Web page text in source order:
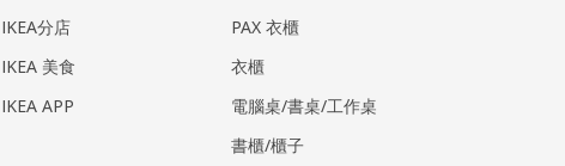
IKEA分店
IKEA 美食
IKEA APP
PAX 衣櫃
衣櫃
電腦桌/書桌/工作桌
書櫃/櫃子